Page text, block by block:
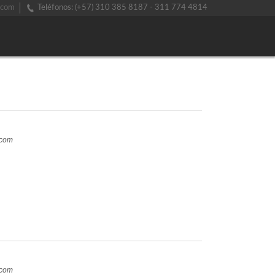
Teléfonos: (+57) 310 385 8187 - 311 774 4814